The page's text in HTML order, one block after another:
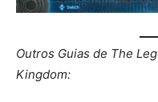
Outros Guias de The
Kingdom: